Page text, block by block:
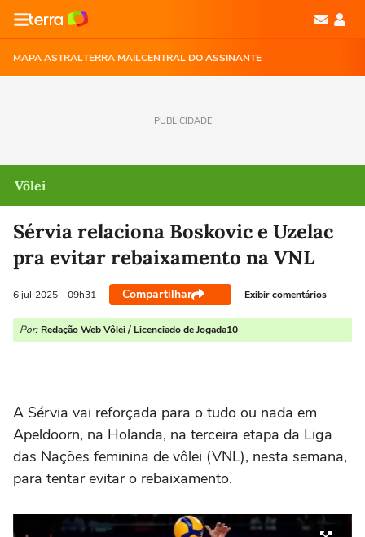
MAPA ASTRALTERRA MAILCENTRAL DO ASSINANTE
PUBLICIDADE
Vôlei
Sérvia relaciona Boskovic e Uzelac
pra evitar rebaixamento na VNL
6 jul 2025 - 09h31 Compartilhar Exibir comentários
Por: Redação Web Vôlei / Licenciado de Jogada10
A Sérvia vai reforçada para o tudo ou nada em
Apeldoorn, na Holanda, na terceira etapa da Liga
das Nações feminina de vôlei (VNL), nesta semana,
para tentar evitar o rebaixamento.